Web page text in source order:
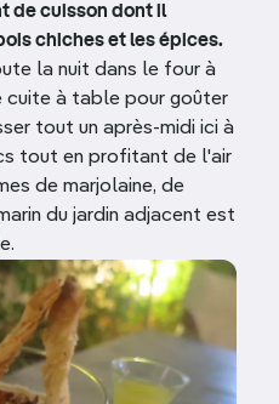
de cuisson dont il
chiches et les épices.
la nuit dans le four à
cuite à table pour goûter
tout un après-midi ici à
tout en profitant de l'air
de marjolaine, de
du jardin adjacent est